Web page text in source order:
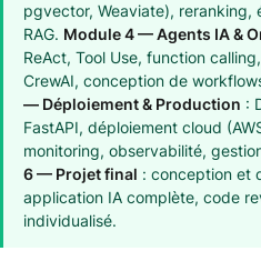
pgvector, Weaviate), reranking,
RAG. Module 4 — Agents IA &
ReAct, Tool Use, function
CrewAI, conception de
— Déploiement & Production :
FastAPI, déploiement cloud
monitoring, observabilité,
6 — Projet final : conception et
application IA complète, code
individualisé.